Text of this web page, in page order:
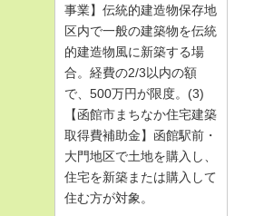
事業】伝統的建造物保存地
区内で一般の建築物を伝統
的建造物風に新築する場
合。経費の2/3以内の額
で、500万円が限度。(3)
【函館市まちなか住宅建築
取得費補助金】函館駅前・
大門地区で土地を購入し、
住宅を新築または購入して
住む方が対象。